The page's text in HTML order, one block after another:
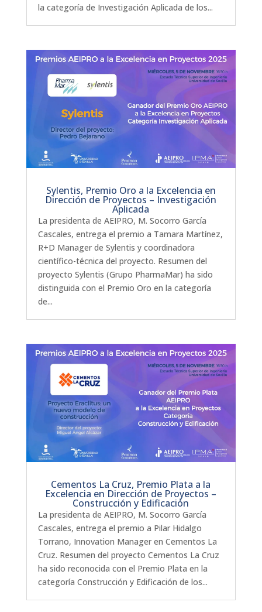
la categoría de Investigación Aplicada de los...
Sylentis, Premio Oro a la Excelencia en
Dirección de Proyectos – Investigación
Aplicada
La presidenta de AEIPRO, M. Socorro García
Cascales, entrega el premio a Tamara Martínez,
R+D Manager de Sylentis y coordinadora
científico-técnica del proyecto. Resumen del
proyecto Sylentis (Grupo PharmaMar) ha sido
distinguida con el Premio Oro en la categoría
de...
Cementos La Cruz, Premio Plata a la
Excelencia en Dirección de Proyectos –
Construcción y Edificación
La presidenta de AEIPRO, M. Socorro García
Cascales, entrega el premio a Pilar Hidalgo
Torrano, Innovation Manager en Cementos La
Cruz. Resumen del proyecto Cementos La Cruz
ha sido reconocida con el Premio Plata en la
categoría Construcción y Edificación de los...